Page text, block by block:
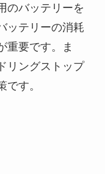
のバッテリーを
ッテリーの消耗
重要です。ま
リングストップ
す。